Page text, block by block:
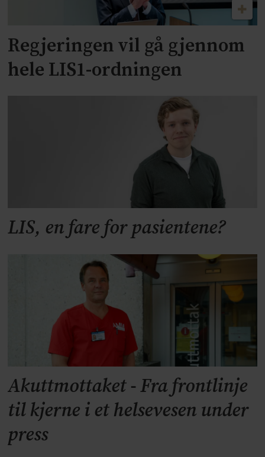
Regjeringen vil gå gjennom
hele LIS1-ordningen
LIS, en fare for pasientene?
Akuttmottaket - Fra frontlinje
til kjerne i et helsevesen under
press